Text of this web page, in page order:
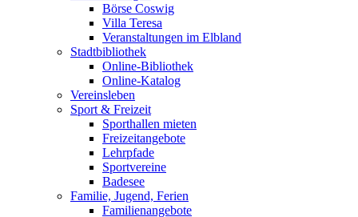
Börse Coswig
Villa Teresa
Veranstaltungen im Elbland
Stadtbibliothek
Online-Bibliothek
Online-Katalog
Vereinsleben
Sport & Freizeit
Sporthallen mieten
Freizeitangebote
Lehrpfade
Sportvereine
Badesee
Familie, Jugend, Ferien
Familienangebote